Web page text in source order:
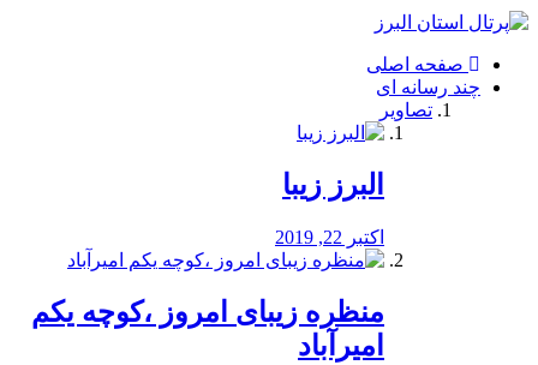
فصد
شرق
تهران
خشکشویی
صفحه اصلی
چند رسانه ای
تصاویر
البرز زیبا
اکتبر 22, 2019
منظره‌‌ زیبای امروز ،کوچه یکم
امیرآباد